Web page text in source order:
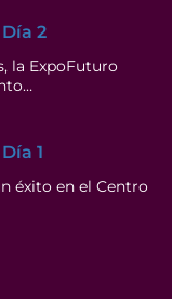
2
la ExpoFuturo
1
éxito en el Centro